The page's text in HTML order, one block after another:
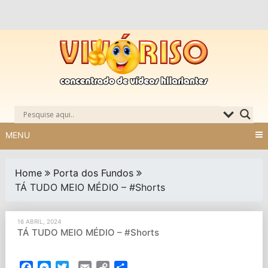
MENU
Home
Porta dos Fundos
TÁ TUDO MEIO MÉDIO – #Shorts
16 ABRIL, 2024
TÁ TUDO MEIO MÉDIO – #Shorts